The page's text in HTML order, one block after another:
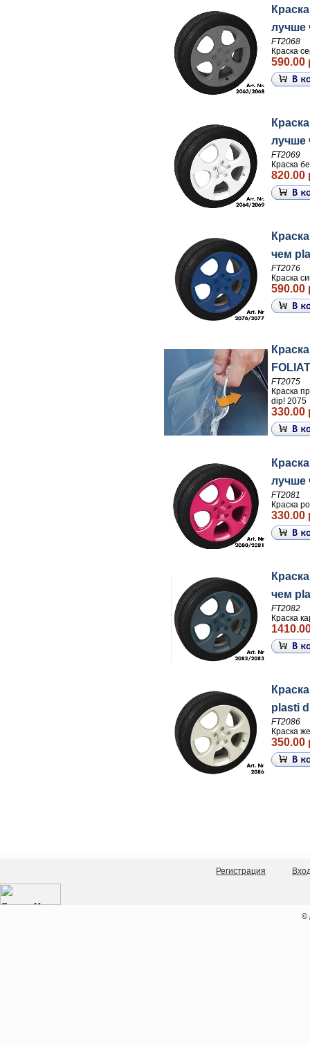
лучше
FT2068
Краска
590.00
лучше
FT2069
Краска
820.00
чем
FT2076
Краска
590.00
FT2075
Краска
dip! 2075
330.00
лучше
FT2081
Краска
330.00
чем
FT2082
Краска
plasti
FT2086
Краска
350.00
Регистрация
©